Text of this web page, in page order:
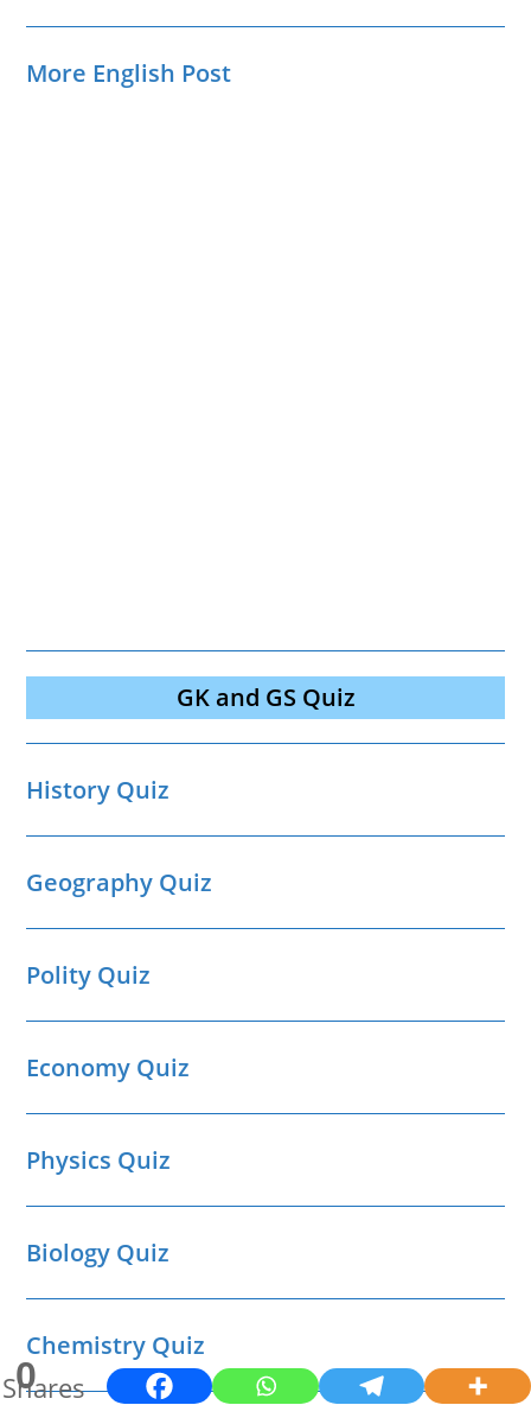
0
Shares
More English Post
GK and GS Quiz
History Quiz
Geography Quiz
Polity Quiz
Economy Quiz
Physics Quiz
Biology Quiz
Chemistry Quiz